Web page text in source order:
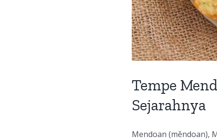
Tempe
Sejarahnya
Mendoan (měndoan),